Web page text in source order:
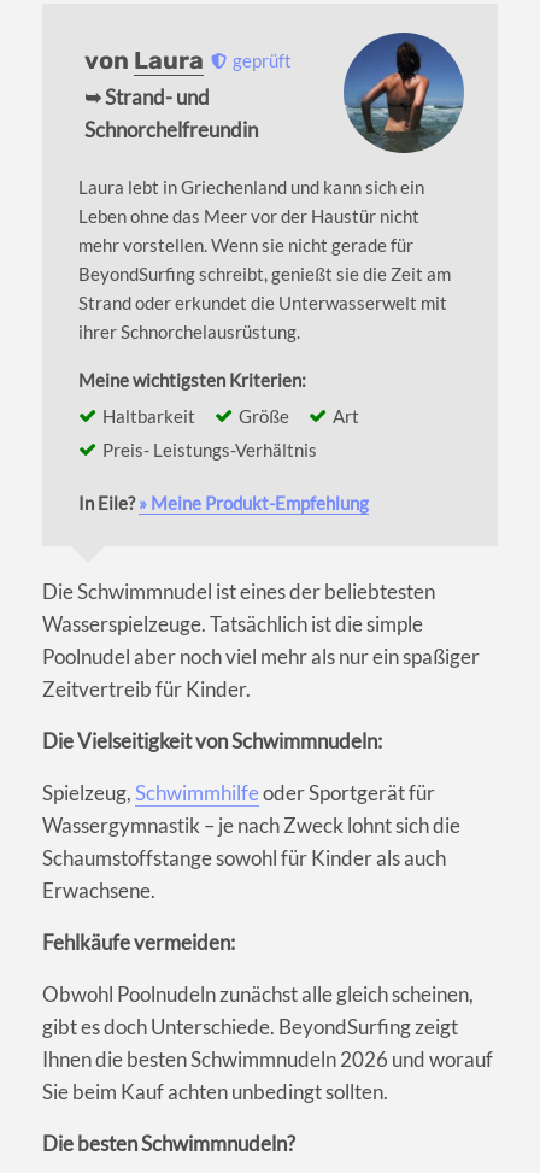
von Laura geprüft
➥ Strand- und
Schnorchelfreundin
Laura lebt in Griechenland und kann sich ein
Leben ohne das Meer vor der Haustür nicht
mehr vorstellen. Wenn sie nicht gerade für
BeyondSurfing schreibt, genießt sie die Zeit am
Strand oder erkundet die Unterwasserwelt mit
ihrer Schnorchelausrüstung.
Meine wichtigsten Kriterien:
Haltbarkeit
Größe
Art
Preis- Leistungs-Verhältnis
In Eile?» Meine Produkt-Empfehlung
Die Schwimmnudel ist eines der beliebtesten
Wasserspielzeuge. Tatsächlich ist die simple
Poolnudel aber noch viel mehr als nur ein spaßiger
Zeitvertreib für Kinder.
Die Vielseitigkeit von Schwimmnudeln:
Spielzeug,Schwimmhilfeoder Sportgerät für
Wassergymnastik – je nach Zweck lohnt sich die
Schaumstoffstange sowohl für Kinder als auch
Erwachsene.
Fehlkäufe vermeiden:
Obwohl Poolnudeln zunächst alle gleich scheinen,
gibt es doch Unterschiede. BeyondSurfing zeigt
Ihnen die besten Schwimmnudeln 2026 und worauf
Sie beim Kauf achten unbedingt sollten.
Die besten Schwimmnudeln?